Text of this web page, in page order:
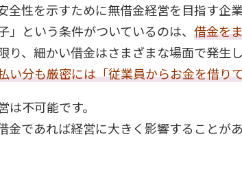
全性を示すために無借金経営を目指す企
」という条件がついているのは、 借金を
り、細かい借金はさまざまな場面で発生
い分も厳密には「従業員からお金を借り
は不可能です。
金であれば経営に大きく影響することが